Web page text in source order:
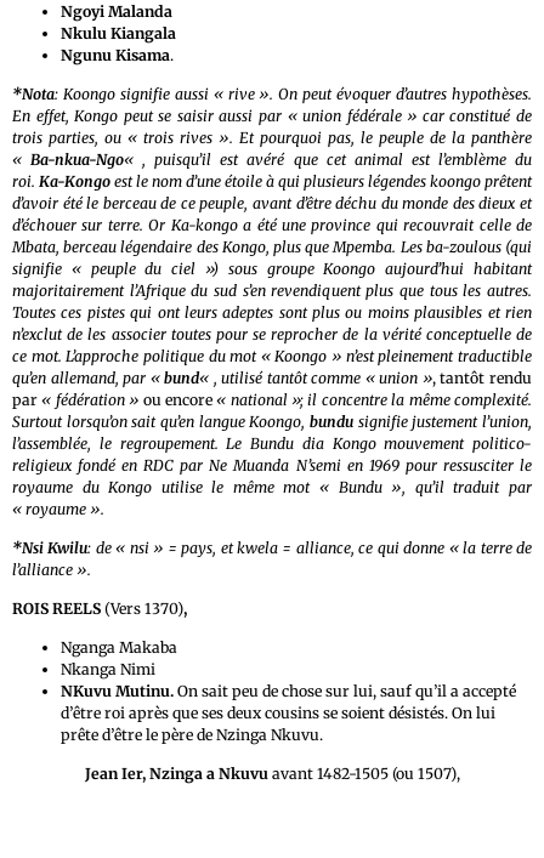
Ngoyi Malanda
Nkulu Kiangala
Ngunu Kisama.
*Nota: Koongo signifie aussi « rive ». On peut évoquer d’autres hypothèses.
En effet, Kongo peut se saisir aussi par « union fédérale » car constitué de
trois parties, ou « trois rives ». Et pourquoi pas, le peuple de la panthère
« Ba-nkua-Ngo« , puisqu’il est avéré que cet animal est l’emblème du
roi. Ka-Kongo est le nom d’une étoile à qui plusieurs légendes koongo prêtent
d’avoir été le berceau de ce peuple, avant d’être déchu du monde des dieux et
d’échouer sur terre. Or Ka-kongo a été une province qui recouvrait celle de
Mbata, berceau légendaire des Kongo, plus que Mpemba. Les ba-zoulous (qui
signifie « peuple du ciel ») sous groupe Koongo aujourd’hui habitant
majoritairement l’Afrique du sud s’en revendiquent plus que tous les autres.
Toutes ces pistes qui ont leurs adeptes sont plus ou moins plausibles et rien
n’exclut de les associer toutes pour se reprocher de la vérité conceptuelle de
ce mot. L’approche politique du mot « Koongo » n’est pleinement traductible
qu’en allemand, par «bund« , utilisé tantôt comme « union », tantôt rendu
par« fédération » ou encore« national »; il concentre la même complexité.
Surtout lorsqu’on sait qu’en langue Koongo, bundu signifie justement l’union,
l’assemblée, le regroupement. Le Bundu dia Kongo mouvement politico-
religieux fondé en RDC par Ne Muanda N’semi en 1969 pour ressusciter le
royaume du Kongo utilise le même mot « Bundu », qu’il traduit par
« royaume ».
*Nsi Kwilu: de « nsi » = pays, et kwela = alliance, ce qui donne « la terre de
l’alliance ».
ROIS REELS (Vers 1370),
Nganga Makaba
Nkanga Nimi
NKuvu Mutinu. On sait peu de chose sur lui, sauf qu’il a accepté
d’être roi après que ses deux cousins se soient désistés. On lui
prête d’être le père de Nzinga Nkuvu.
Jean Ier, Nzinga a Nkuvu avant 1482-1505 (ou 1507),